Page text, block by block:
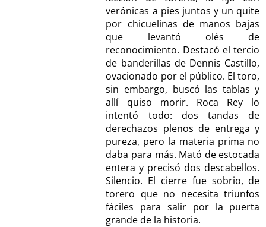
verónicas a pies juntos y un quite
por chicuelinas de manos bajas
que levantó olés de
reconocimiento. Destacó el tercio
de banderillas de Dennis Castillo,
ovacionado por el público. El toro,
sin embargo, buscó las tablas y
allí quiso morir. Roca Rey lo
intentó todo: dos tandas de
derechazos plenos de entrega y
pureza, pero la materia prima no
daba para más. Mató de estocada
entera y precisó dos descabellos.
Silencio. El cierre fue sobrio, de
torero que no necesita triunfos
fáciles para salir por la puerta
grande de la historia.